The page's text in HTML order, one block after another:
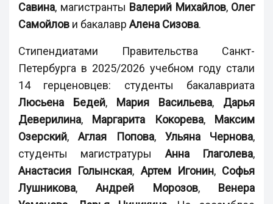
Савина, магистранты Валерий Михайлов, Олег
Самойлов и бакалавр Алена Сизова.
Стипендиатами Правительства Санкт-
Петербурга в 2025/2026 учебном году стали
14 герценовцев: студенты бакалавриата
Люсьена Бедей, Мария Васильева, Дарья
Деверилина, Маргарита Кокорева,
Максим
Озерский,Аглая Попова, Ульяна Чернова,
студенты магистратуры Анна Глаголева,
Анастасия Голынская, Артем Игонин, Софья
Лушникова,Андрей Морозов, Венера